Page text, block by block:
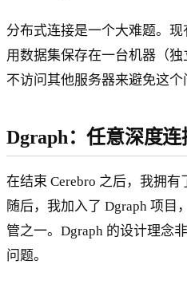
分布式连接是一个大难题。
用数据集保存在一台机器（
不访问其他服务器来避免这个
Dgraph：任意深度连
在结束 Cerebro 之后，我拥有
随后，我加入了 Dgraph 项目
管之一。Dgraph 的设计理念
问题。